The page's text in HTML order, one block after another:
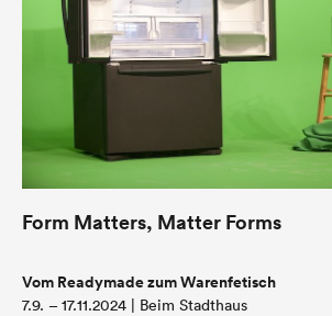
Form Matters, Matter Forms
Vom Readymade zum Warenfetisch
7.9. – 17.11.2024 | Beim Stadthaus